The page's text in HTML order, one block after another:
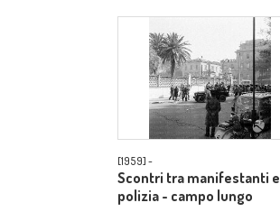
[1959] -
Scontri tra manifestanti e
polizia - campo lungo